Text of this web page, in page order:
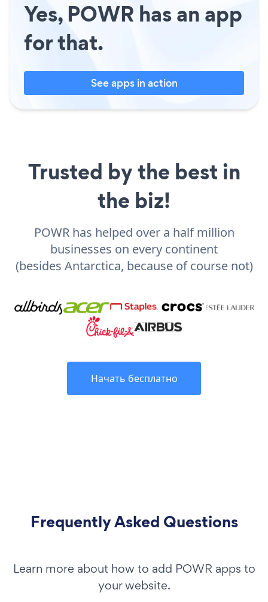
Yes, POWR has an app
for that.
See apps in action
Trusted by the best in
the biz!
POWR has helped over a half million
businesses on every continent
(besides Antarctica, because of course not)
Начать бесплатно
Frequently Asked Questions
Learn more about how to add POWR apps to
your website.